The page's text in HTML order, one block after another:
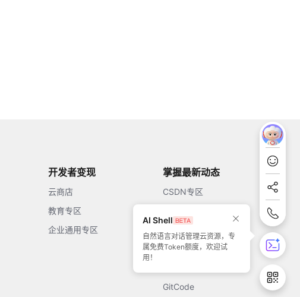
开发者变现
云商店
教育专区
企业通用专区
掌握最新动态
CSDN专区
51CTO
GitCode
AI Shell
自然语言对话管理云资源，专
属免费Token额度，欢迎试
用！